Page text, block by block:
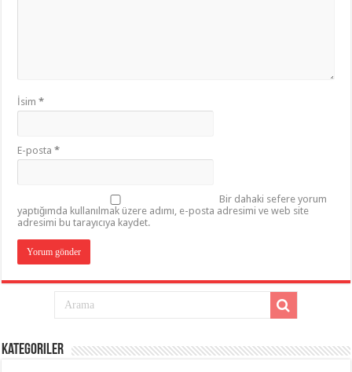
İsim*
E-posta*
Bir dahaki sefere yorum
yaptığımda kullanılmak üzere adımı, e-posta adresimi ve web site
adresimi bu tarayıcıya kaydet.
Kategoriler